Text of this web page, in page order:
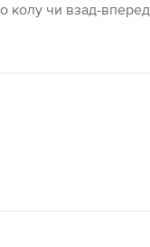
колу чи взад-